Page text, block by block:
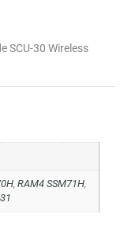
SCU-30 Wireless
RAM4 SSM71H